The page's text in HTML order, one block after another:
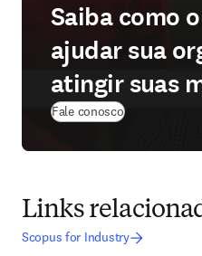
Saiba como
ajudar sua
atingir suas
Fale conosco
Links
Scopus for Industry